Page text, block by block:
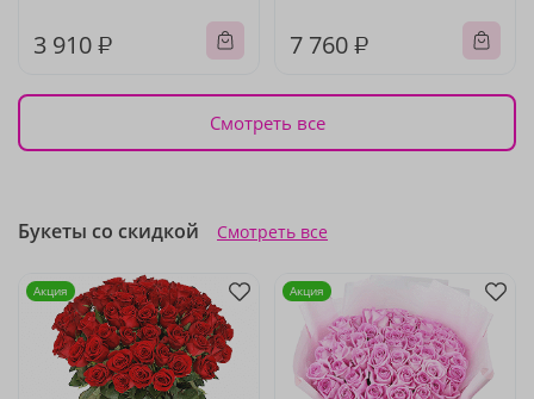
3 910 ₽ 7 760 ₽
Смотреть все
Букеты со скидкой Смотреть все
Акция Акция